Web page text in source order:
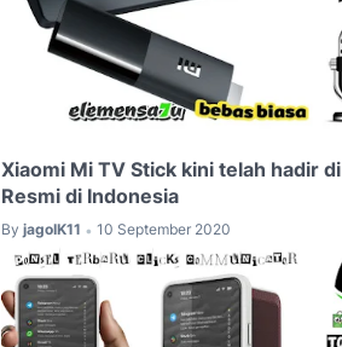
Xiaomi Mi TV Stick kini telah hadir di
Resmi di Indonesia
By jagoIK11 • 10 September 2020